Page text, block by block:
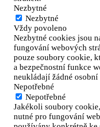
Nezbytné
Nezbytné
Vždy povoleno
Nezbytné cookies jsou
fungování webových
pouze soubory cookie,
a bezpečnostní funkce
neukládají žádné osobní
Nepotřebné
Nepotřebné
Jakékoli soubory
nutné pro fungování